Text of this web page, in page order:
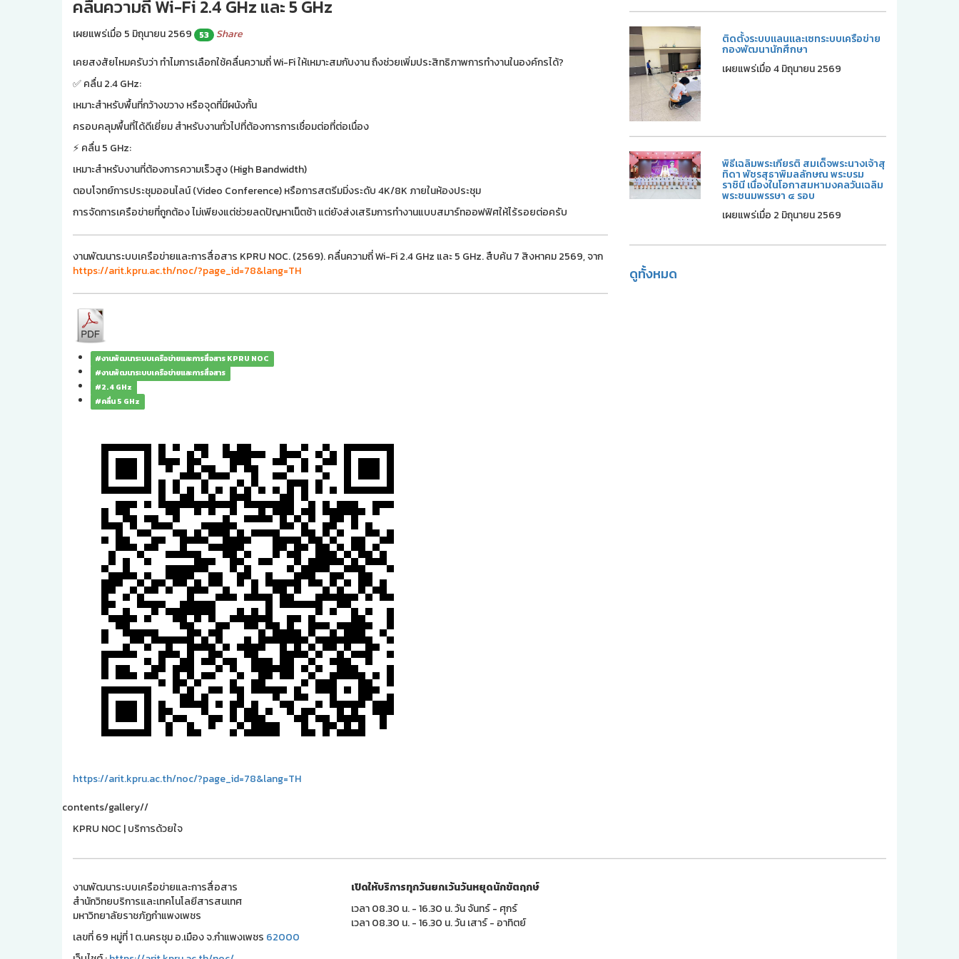
คลื่นความถี่ Wi-Fi 2.4 GHz และ 5 GHz
เผยแพร่เมื่อ 5 มิถุนายน 2569 53
Share
เคยสงสัยไหมครับว่า ทำไมการเลือกใช้คลื่นความถี่ Wi-Fi ให้เหมาะสมกับงาน ถึงช่วยเพิ่มประสิทธิภาพการทำงานในองค์กรได้?
✅ คลื่น 2.4 GHz:
เหมาะสำหรับพื้นที่กว้างขวาง หรือจุดที่มีผนังกั้น
ครอบคลุมพื้นที่ได้ดีเยี่ยม สำหรับงานทั่วไปที่ต้องการการเชื่อมต่อที่ต่อเนื่อง
⚡ คลื่น 5 GHz:
เหมาะสำหรับงานที่ต้องการความเร็วสูง (High Bandwidth)
ตอบโจทย์การประชุมออนไลน์ (Video Conference) หรือการสตรีมมิ่งระดับ 4K/8K ภายในห้องประชุม
การจัดการเครือข่ายที่ถูกต้อง ไม่เพียงแต่ช่วยลดปัญหาเน็ตช้า แต่ยังส่งเสริมการทำงานแบบสมาร์ทออฟฟิศให้ไร้รอยต่อครับ
งานพัฒนาระบบเครือข่ายและการสื่อสาร KPRU NOC. (2569). คลื่นความถี่ Wi-Fi 2.4 GHz และ 5 GHz. สืบค้น 7 สิงหาคม 2569, จาก
https://arit.kpru.ac.th/noc/?page_id=78&lang=TH
#งานพัฒนาระบบเครือข่ายและการสื่อสาร KPRU NOC
#งานพัฒนาระบบเครือข่ายและการสื่อสาร
#2.4 GHz
#คลื่น 5 GHz
https://arit.kpru.ac.th/noc/?page_id=78&lang=TH
ติดตั้งระบบแลนและเซทระบบเครือข่าย
กองพัฒนานักศึกษา
เผยแพร่เมื่อ 4 มิถุนายน 2569
พิธีเฉลิมพระเกียรติ สมเด็จพระนางเจ้าสุ
ทิดา พัชรสุธาพิมลลักษณ พระบรม
ราชินี เนื่องในโอกาสมหามงคลวันเฉลิม
พระชนมพรรษา ๔ รอบ
เผยแพร่เมื่อ 2 มิถุนายน 2569
ดูทั้งหมด
contents/gallery//
KPRU NOC | บริการด้วยใจ
งานพัฒนาระบบเครือข่ายและการสื่อสาร
สำนักวิทยบริการและเทคโนโลยีสารสนเทศ
มหาวิทยาลัยราชภัฏกำแพงเพชร
เลขที่ 69 หมู่ที่ 1 ต.นครชุม อ.เมือง จ.กำแพงเพชร 62000
เปิดให้บริการทุกวันยกเว้นวันหยุดนักขัตฤกษ์
เวลา 08.30 น. - 16.30 น. วัน จันทร์ - ศุกร์
เวลา 08.30 น. - 16.30 น. วัน เสาร์ - อาทิตย์